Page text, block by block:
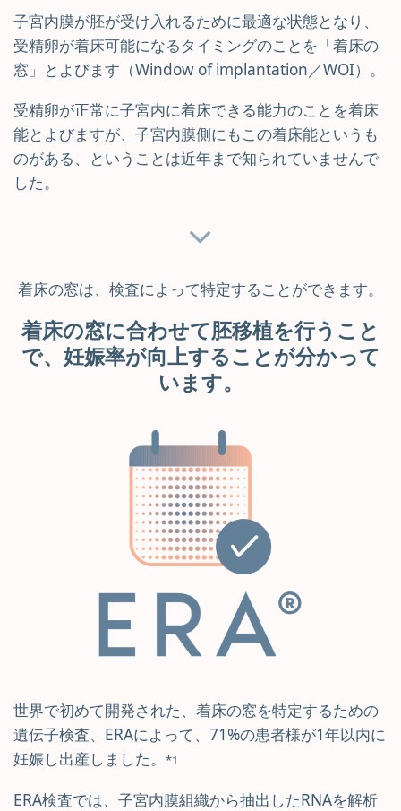
子宮内膜が胚が受け入れるために最適な状態となり、
受精卵が着床可能になるタイミングのことを「着床の
窓」とよびます（Window of implantation／WOI）。
受精卵が正常に子宮内に着床できる能力のことを着床
能とよびますが、子宮内膜側にもこの着床能というも
のがある、ということは近年まで知られていませんで
した。
着床の窓は、検査によって特定することができます。
着床の窓に合わせて胚移植を行うこと
で、妊娠率が向上することが分かって
います。
世界で初めて開発された、着床の窓を特定するための
遺伝子検査、ERAによって、71%の患者様が1年以内に
妊娠し出産しました。
*1
ERA検査では、子宮内膜組織から抽出したRNAを解析